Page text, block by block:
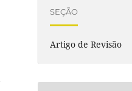
SEÇÃO
Artigo de Revisão